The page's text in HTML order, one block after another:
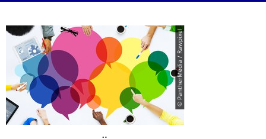
© PantherMedia / Rawpixel